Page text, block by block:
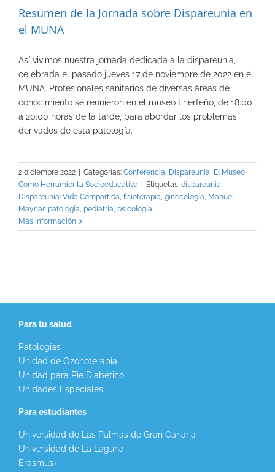
Resumen de la Jornada sobre Dispareunia en
el MUNA
Así vivimos nuestra jornada dedicada a la dispareunia,
celebrada el pasado jueves 17 de noviembre de 2022 en el
MUNA. Profesionales sanitarios de diversas áreas de
conocimiento se reunieron en el museo tinerfeño, de 18:00
a 20:00 horas de la tarde, para abordar los problemas
derivados de esta patología.
2 diciembre 2022 Categorías: Conferencia, Dispareunia, El Museo
Como Herramienta Socioeducativa
Etiquetas: dispareunia,
Dispareunia: Vida Compartida, fisioterapia, ginecología, Manuel
Maynar, patología, pediatría, psicología
Más información
Para tu salud
Patologías
Unidad de Ozonoterapia
Unidad para Pie Diabético
Unidades Especiales
Para estudiantes
Universidad de Las Palmas de Gran Canaria
Universidad de La Laguna
Erasmus+